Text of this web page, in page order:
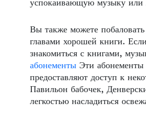
успокаивающую музыку или
Вы также можете
главами хорошей книги.
знакомиться с книгами,
абонементы Эти абонементы
предоставляют доступ к
Павильон бабочек,
легкостью насладиться